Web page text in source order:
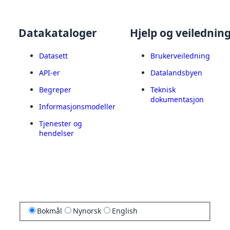
Datakataloger
Datasett
API-er
Begreper
Informasjonsmodeller
Tjenester og
hendelser
Hjelp og
Brukerveiledning
Datalandsbyen
Teknisk
dokumentasjon
Bokmål Nynorsk English